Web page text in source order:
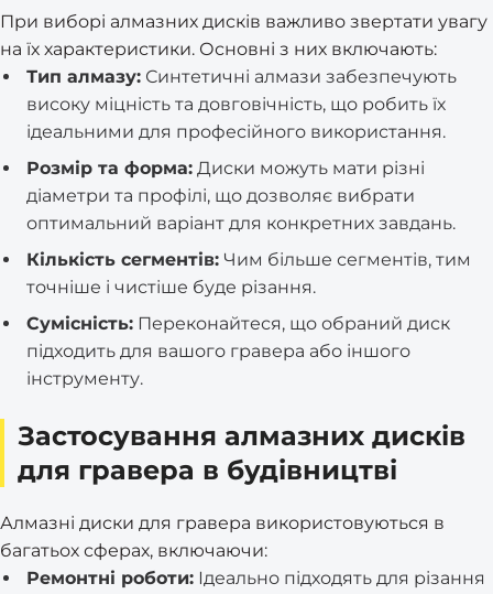
При виборі алмазних дисків важливо звертати увагу
на їх характеристики. Основні з них включають:
Тип алмазу: Синтетичні алмази забезпечують
високу міцність та довговічність, що робить їх
ідеальними для професійного використання.
Розмір та форма: Диски можуть мати різні
діаметри та профілі, що дозволяє вибрати
оптимальний варіант для конкретних завдань.
Кількість сегментів: Чим більше сегментів, тим
точніше і чистіше буде різання.
Сумісність: Переконайтеся, що обраний диск
підходить для вашого гравера або іншого
інструменту.
Застосування алмазних дисків
для гравера в будівництві
Алмазні диски для гравера використовуються в
багатьох сферах, включаючи:
Ремонтні роботи: Ідеально підходять для різання